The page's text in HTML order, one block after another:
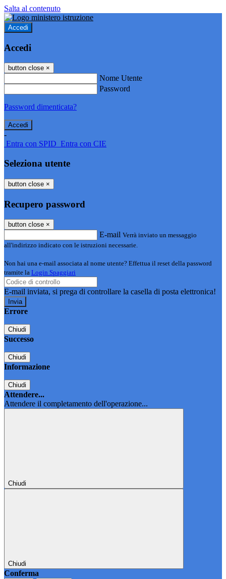
Salta al contenuto
Accedi
Accedi
button close ×
Nome Utente
Password
Password dimenticata?
-
Entra con SPID Entra con CIE
Seleziona utente
button close ×
Recupero password
button close ×
E-mail Verrà inviato un messaggio
all'indirizzo indicato con le istruzioni necessarie.
Non hai una e-mail associata al nome utente? Effettua il reset della password
tramite la Login Spaggiari
E-mail inviata, si prega di controllare la casella di posta elettronica!
Errore
Chiudi
Successo
Chiudi
Informazione
Chiudi
Attendere...
Attendere il completamento dell'operazione...
Chiudi
Chiudi
Conferma